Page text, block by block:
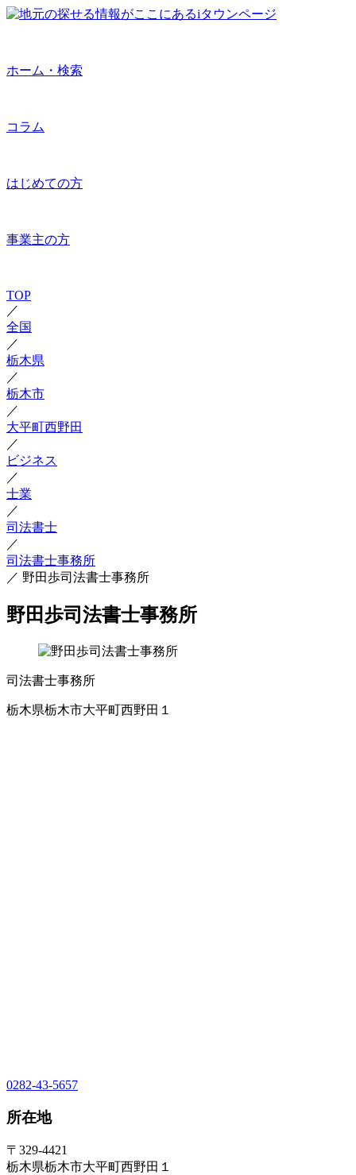
ホーム・検索
コラム
はじめての方
事業主の方
TOP
／
全国
／
栃木県
／
栃木市
／
大平町西野田
／
ビジネス
／
士業
／
司法書士
／
司法書士事務所
／ 野田歩司法書士事務所
野田歩司法書士事務所
司法書士事務所
栃木県栃木市大平町西野田１
0282-43-5657
所在地
〒329-4421
栃木県栃木市大平町西野田１